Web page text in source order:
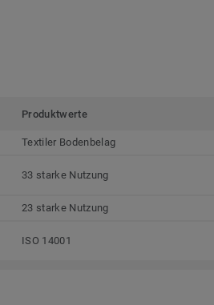
Produktwerte
Textiler Bodenbelag
33 starke Nutzung
23 starke Nutzung
ISO 14001